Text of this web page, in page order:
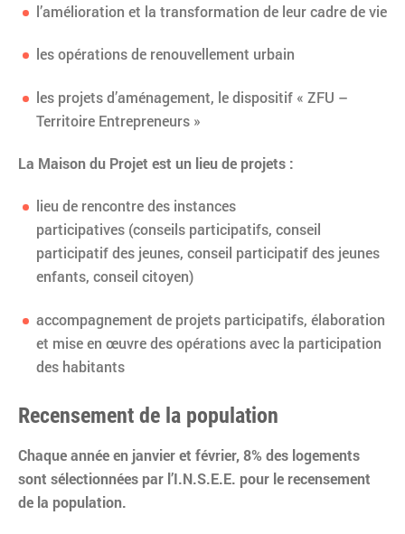
l’amélioration et la transformation de leur cadre de vie
les opérations de renouvellement urbain
les projets d’aménagement, le dispositif « ZFU –
Territoire Entrepreneurs »
La Maison du Projet est un lieu de projets :
lieu de rencontre des instances
participatives (conseils participatifs, conseil
participatif des jeunes, conseil participatif des jeunes
enfants, conseil citoyen)
accompagnement de projets participatifs, élaboration
et mise en œuvre des opérations avec la participation
des habitants
Recensement de la population
Chaque année en janvier et février, 8% des logements
sont sélectionnées par l’I.N.S.E.E. pour le recensement
de la population.